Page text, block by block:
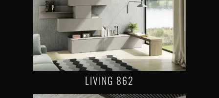
LIVING 862